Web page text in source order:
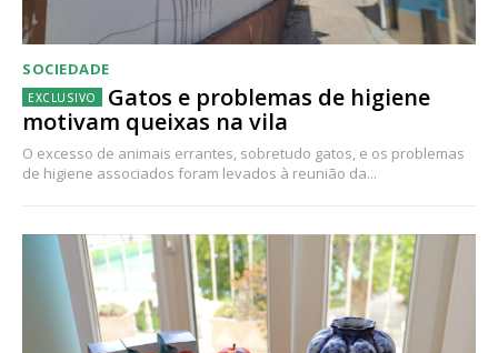
SOCIEDADE
Gatos e problemas de higiene
motivam queixas na vila
O excesso de animais errantes, sobretudo gatos, e os problemas
de higiene associados foram levados à reunião da...